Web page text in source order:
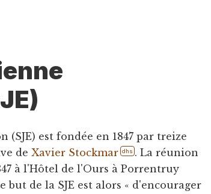
est fondée en 1847 par treize
deXavier Stockmar dhs . La réunion
à l'Hôtel de l'Ours à Porrentruy
but de la SJE est alors « d'encourager